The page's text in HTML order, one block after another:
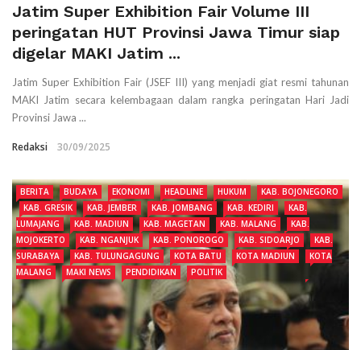
Jatim Super Exhibition Fair Volume III
peringatan HUT Provinsi Jawa Timur siap
digelar MAKI Jatim ...
Jatim Super Exhibition Fair (JSEF III) yang menjadi giat resmi tahunan
MAKI Jatim secara kelembagaan dalam rangka peringatan Hari Jadi
Provinsi Jawa ...
Redaksi 30/09/2025
BERITA BUDAYA EKONOMI HEADLINE HUKUM
KAB. BOJONEGORO
KAB. GRESIK
KAB. JEMBER KAB. JOMBANG KAB. KEDIRI
KAB.
LUMAJANG
KAB. MADIUN KAB. MAGETAN KAB. MALANG
KAB.
MOJOKERTO
KAB. NGANJUK KAB. PONOROGO KAB. SIDOARJO
KAB.
SURABAYA
KAB. TULUNGAGUNG KOTA BATU KOTA MADIUN
KOTA
MALANG
MAKI NEWS PENDIDIKAN POLITIK